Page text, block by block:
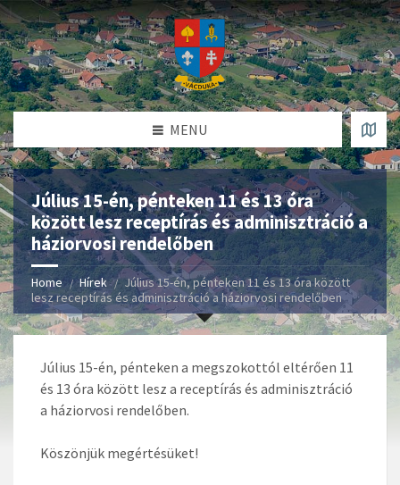
MENU
Július 15-én, pénteken 11 és 13 óra
között lesz receptírás és adminisztráció a
háziorvosi rendelőben
Home Hírek
Július 15-én, pénteken 11 és 13 óra között
lesz receptírás és adminisztráció a háziorvosi rendelőben
Július 15-én, pénteken a megszokottól eltérően 11
és 13 óra között lesz a receptírás és adminisztráció
a háziorvosi rendelőben.
Köszönjük megértésüket!